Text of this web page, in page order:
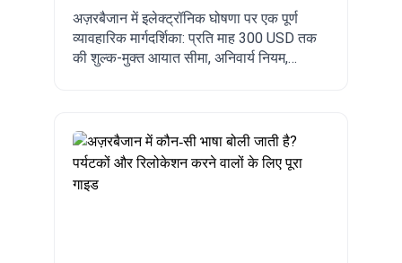
तक ऑर्डर कैसे करें?
अज़रबैजान में इलेक्ट्रॉनिक घोषणा पर एक पूर्ण
व्यावहारिक मार्गदर्शिका: प्रति माह 300 USD तक
की शुल्क-मुक्त आयात सीमा, अनिवार्य नियम,